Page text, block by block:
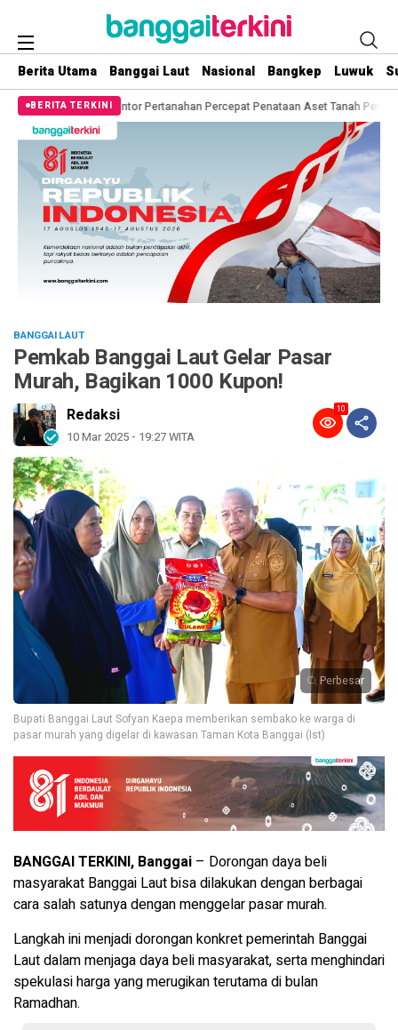
Berita Utama Banggai Laut Nasional Bangkep Luwuk
BERITA TERKINI
Pertanahan Percepat Penataan Aset Tanah Pemda Mantap! Berikan
BANGGAI LAUT
Pemkab Banggai Laut Gelar Pasar
Murah, Bagikan 1000 Kupon!
Redaksi
10 Mar 2025 - 19:27 WITA
10
Perbesar
Bupati Banggai Laut Sofyan Kaepa memberikan sembako ke warga di
pasar murah yang digelar di kawasan Taman Kota Banggai (Ist)
BANGGAI TERKINI, Banggai – Dorongan daya beli
masyarakat Banggai Laut bisa dilakukan dengan berbagai
cara salah satunya dengan menggelar pasar murah.
Langkah ini menjadi dorongan konkret pemerintah Banggai
Laut dalam menjaga daya beli masyarakat, serta menghindari
spekulasi harga yang merugikan terutama di bulan
Ramadhan.